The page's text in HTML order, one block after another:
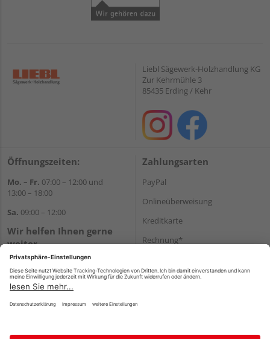
Liebl Sägewerk-Holzhandlung KG
Zur Kehrmühle 3
85435 Erding / Kehr
Öffnungszeiten:
Mo. – Fr. 07:00 – 12:00 und
13:00 – 18:00
Sa. 09:00 – 12:00
Wir helfen Ihnen gerne
weiter
Tel.:+49 8122 14197
E-Mail:vertrieb@holz-liebl.de
Zahlungsarten
PayPal
Onlineüberweisung
Kreditkarte
Rechnung*
Versand
Impressum AGB Widerruf Datenschutz